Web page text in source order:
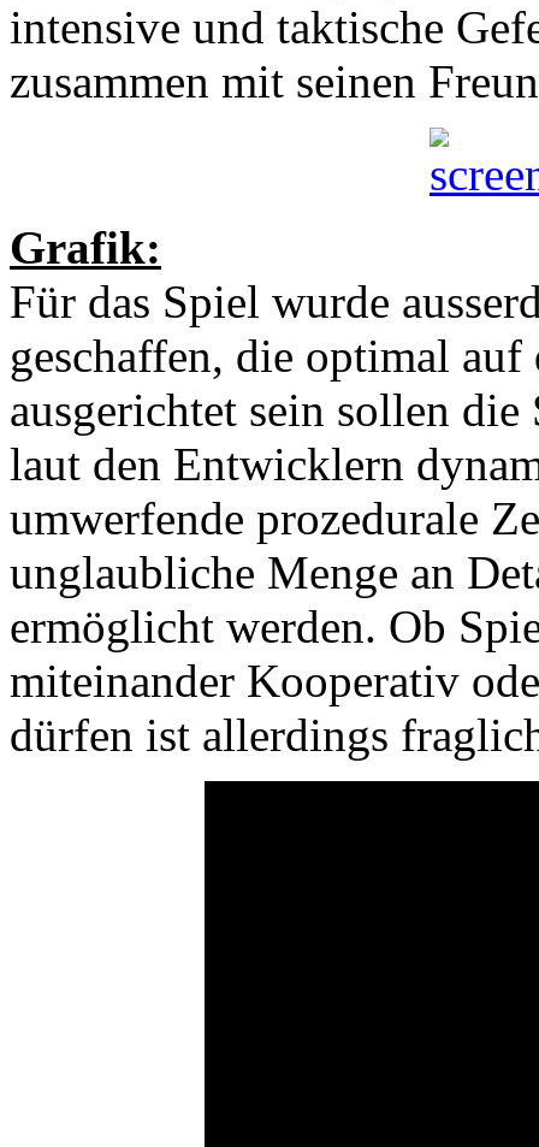
intensive und taktische
zusammen mit seinen
Grafik:
Für das Spiel wurde
geschaffen, die optimal
ausgerichtet sein sollen
laut den Entwicklern
umwerfende prozedurale
unglaubliche Menge an
ermöglicht werden. Ob
miteinander Kooperativ
dürfen ist allerdings